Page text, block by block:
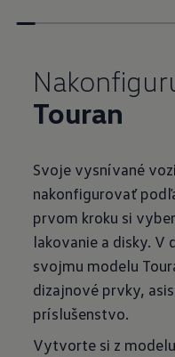
Touran
Svoje vysnívané
nakonfigurovať
prvom kroku si
lakovanie a disky. V
svojmu modelu
dizajnové prvky,
príslušenstvo.
Vytvorte si z